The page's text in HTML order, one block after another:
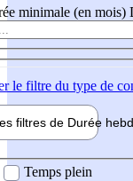
minimale (en mois)
le filtre du type de
filtres de Durée
Temps plein